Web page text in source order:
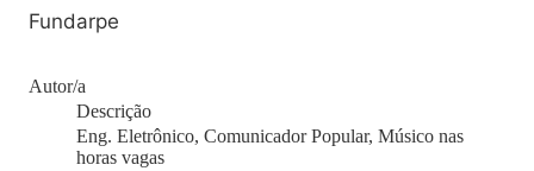
Fundarpe
Autor/a
Descrição
Eng. Eletrônico, Comunicador Popular, Músico nas
horas vagas